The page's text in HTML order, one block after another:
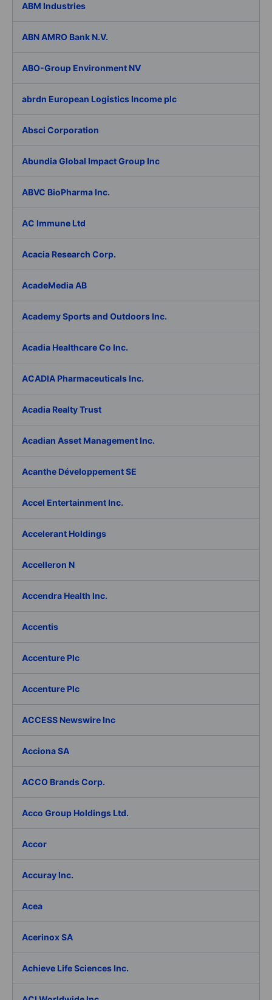
ABM Industries
ABN AMRO Bank N.V.
ABO-Group Environment NV
abrdn European Logistics Income plc
Absci Corporation
Abundia Global Impact Group Inc
ABVC BioPharma Inc.
AC Immune Ltd
Acacia Research Corp.
AcadeMedia AB
Academy Sports and Outdoors Inc.
Acadia Healthcare Co Inc.
ACADIA Pharmaceuticals Inc.
Acadia Realty Trust
Acadian Asset Management Inc.
Acanthe Développement SE
Accel Entertainment Inc.
Accelerant Holdings
Accelleron N
Accendra Health Inc.
Accentis
Accenture Plc
Accenture Plc
ACCESS Newswire Inc
Acciona SA
ACCO Brands Corp.
Acco Group Holdings Ltd.
Accor
Accuray Inc.
Acea
Acerinox SA
Achieve Life Sciences Inc.